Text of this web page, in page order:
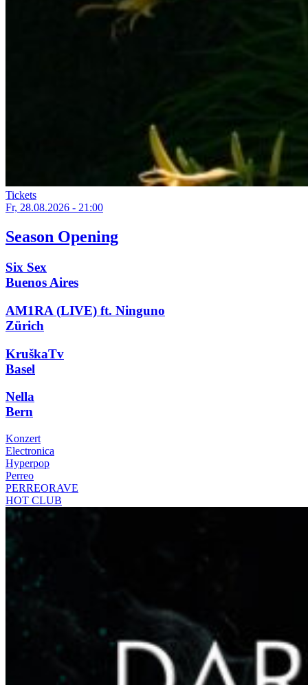
Tickets
Fr, 28.08.2026 - 21:00
Season Opening
Six Sex
Buenos Aires
AM1RA (LIVE) ft. Ninguno
Zürich
KruškaTv
Basel
Nella
Bern
Konzert
Electronica
Hyperpop
Perreo
PERREORAVE
HOT CLUB